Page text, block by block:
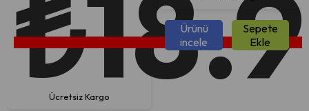
Ücretsiz Kargo
Sepete
Ekle
Ürünü
incele